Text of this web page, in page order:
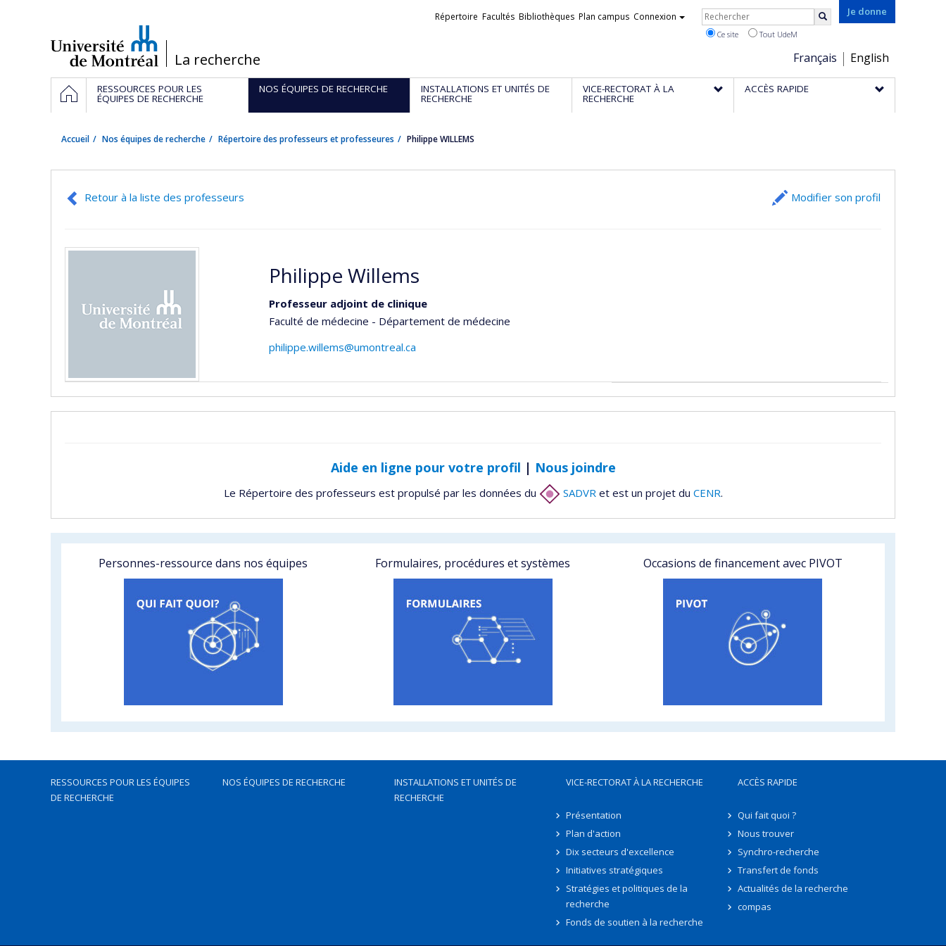
/La recherche
Je donne
Choix
de
la
Français English
Liens
Répertoire Facultés Bibliothèques Plan campus Connexion Rechercher
Ce site Tout UdeM
Navigation
principale
ACCUEILRESSOURCES POUR LES
ÉQUIPES DE RECHERCHE
NOS ÉQUIPES DE RECHERCHE INSTALLATIONS ET UNITÉS DE
RECHERCHE
VICE-RECTORAT À LA
RECHERCHE
ACCÈS RAPIDE
Accueil Nos équipes de recherche Répertoire des professeurs et professeures Philippe WILLEMS
Retour à la liste des professeurs Modifier son profil
Philippe Willems
Professeur adjoint de clinique
Faculté de médecine - Département de médecine
philippe.willems@umontreal.ca
Aide en ligne pour votre profil | Nous joindre
Le Répertoire des professeurs est propulsé par les données du SADVR et est un projet du CENR.
Personnes-ressource dans nos équipes Formulaires, procédures et systèmes Occasions de financement avec PIVOT
RESSOURCES POUR LES ÉQUIPES
DE RECHERCHE
NOS ÉQUIPES DE RECHERCHE
INSTALLATIONS ET UNITÉS DE
RECHERCHE
VICE-RECTORAT À LA RECHERCHE
Présentation
Plan d'action
Dix secteurs d'excellence
Initiatives stratégiques
Stratégies et politiques de la
recherche
Fonds de soutien à la recherche
ACCÈS RAPIDE
Qui fait quoi ?
Nous trouver
Synchro-recherche
Transfert de fonds
Actualités de la recherche
compas